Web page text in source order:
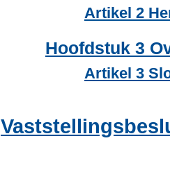
Artikel 2
Hoofdstuk 3
Artikel 3